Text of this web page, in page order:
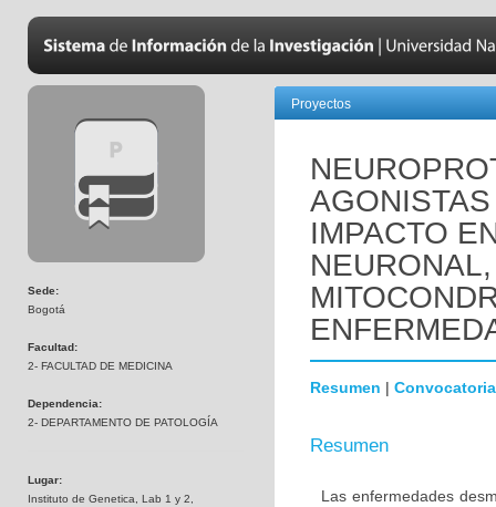
Sede:
Bogotá
Facultad:
2- FACULTAD DE MEDICINA
Dependencia:
2- DEPARTAMENTO DE PATOLOGÍA
Lugar:
Instituto de Genetica, Lab 1 y 2,
Proyectos
IMPACTO
Resumen | Convocatoria
Resumen
Las enfermedades